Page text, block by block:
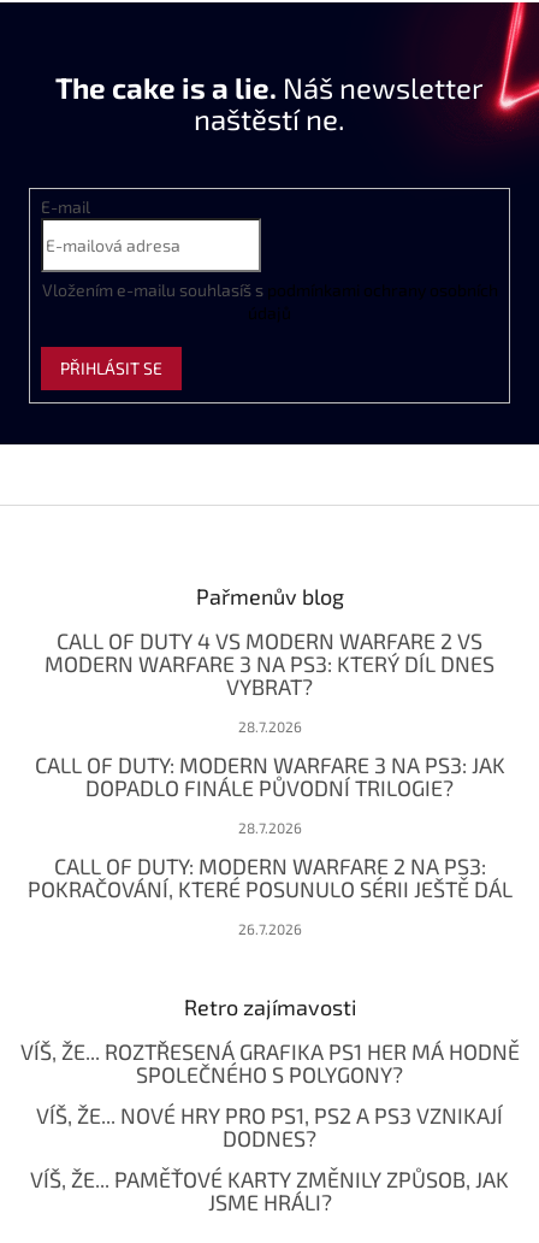
The cake is a lie. Náš newsletter
naštěstí ne.
E-mail
Vložením e-mailu souhlasíš s podmínkami ochrany osobních
údajů
PŘIHLÁSIT SE
Pařmenův blog
CALL OF DUTY 4 VS MODERN WARFARE 2 VS
MODERN WARFARE 3 NA PS3: KTERÝ DÍL DNES
VYBRAT?
28.7.2026
CALL OF DUTY: MODERN WARFARE 3 NA PS3: JAK
DOPADLO FINÁLE PŮVODNÍ TRILOGIE?
28.7.2026
CALL OF DUTY: MODERN WARFARE 2 NA PS3:
POKRAČOVÁNÍ, KTERÉ POSUNULO SÉRII JEŠTĚ DÁL
26.7.2026
Retro zajímavosti
VÍŠ, ŽE... ROZTŘESENÁ GRAFIKA PS1 HER MÁ HODNĚ
SPOLEČNÉHO S POLYGONY?
VÍŠ, ŽE... NOVÉ HRY PRO PS1, PS2 A PS3 VZNIKAJÍ
DODNES?
VÍŠ, ŽE... PAMĚŤOVÉ KARTY ZMĚNILY ZPŮSOB, JAK
JSME HRÁLI?